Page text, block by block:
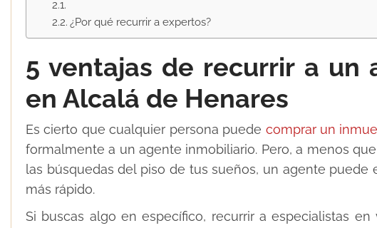
¿Por qué recurrir a expertos?
5 ventajas de recurrir a un
en Alcalá de Henares
Es cierto que cualquier persona puede comprar un
formalmente a un agente inmobiliario. Pero, a menos
las búsquedas del piso de tus sueños, un agente
más rápido.
Si buscas algo en específico, recurrir a especialistas